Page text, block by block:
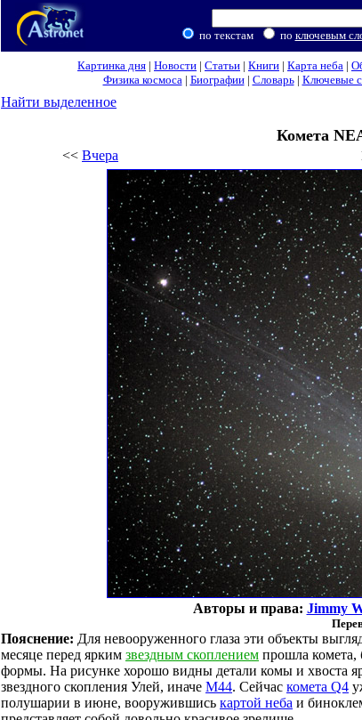
по текстам по ключевым
Картинка дня | Новости | Статьи | Книги | Карта неба |
Физика космоса| Биографии| Словарь| Ключевые
Найти выделенное
Комета
<< Вчера
Авторы и права: Jimmy
Пояснение: Для невооруженного глаза эти объекты
месяце перед ярким звездным скоплением прошла комета,
формы. На рисунке хорошо видны детали комы и хвоста
звездного скопления Улей, иначе M44. Сейчас комета Q4
полушарии в июне, вооружившись картой неба и